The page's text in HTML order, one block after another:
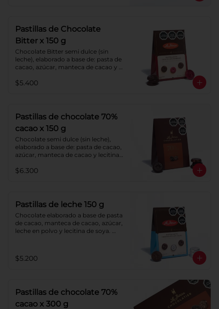
Pastillas de Chocolate
Bitter x 150 g
Chocolate Bitter semi dulce (sin
leche), elaborado a base de: pasta de
cacao, azúcar, manteca de cacao y
cacao: 52%.
$5.400
Pastillas de chocolate 70%
cacao x 150 g
Chocolate semi dulce (sin leche),
elaborado a base de: pasta de cacao,
azúcar, manteca de cacao y lecitina
$6.300
Pastillas de leche 150 g
Chocolate elaborado a base de pasta
de cacao, manteca de cacao, azúcar,
leche en polvo y lecitina de soya.
$5.200
Pastillas de chocolate 70%
cacao x 300 g